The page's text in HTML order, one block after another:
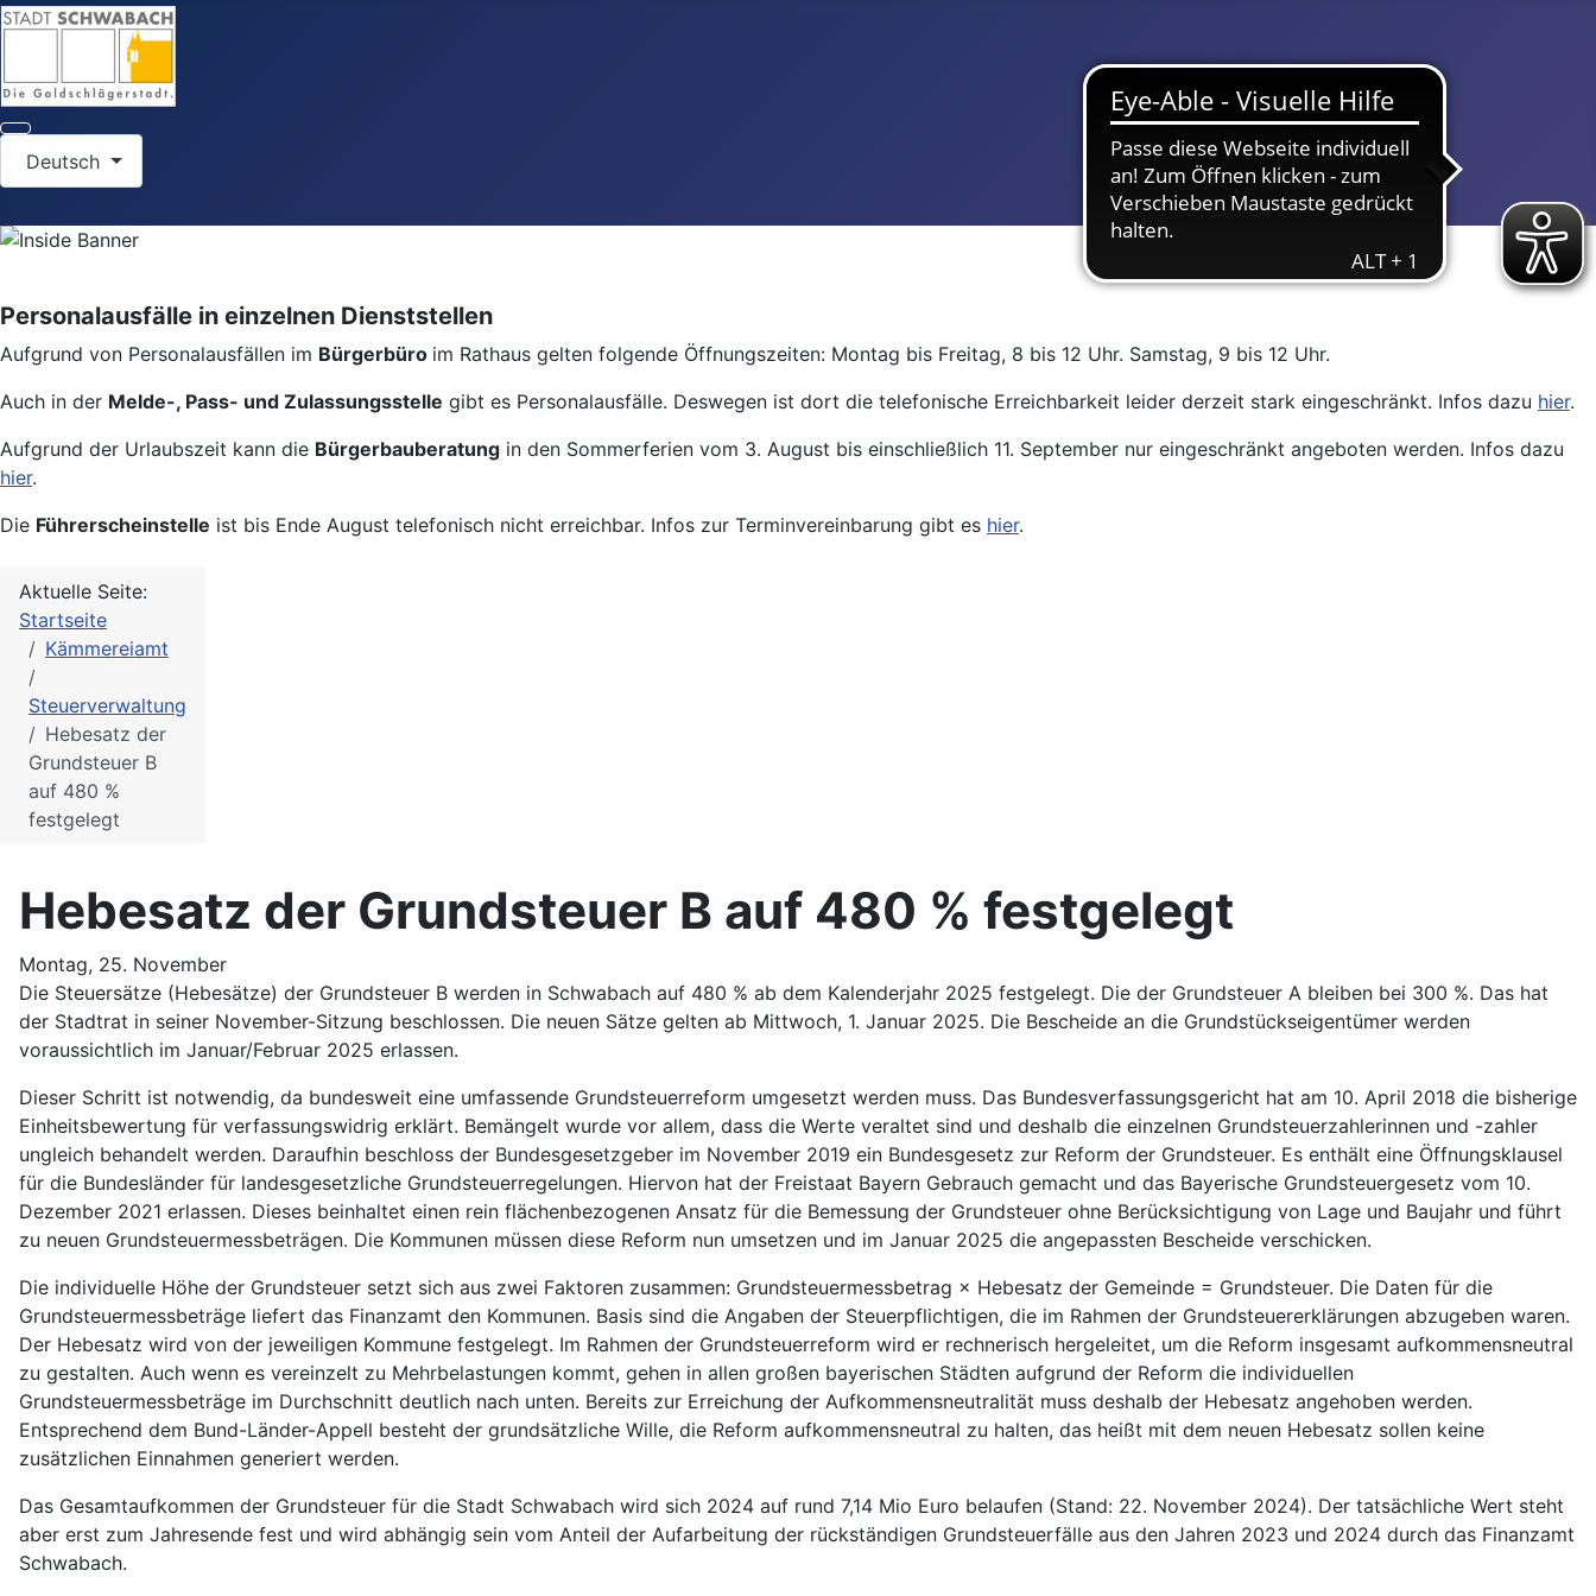
Deutsch
Personalausfälle in einzelnen Dienststellen
Aufgrund von Personalausfällen im Bürgerbüro im Rathaus gelten folgende Öffnungszeiten: Montag bis Freitag, 8 bis 12 Uhr. Samstag, 9 bis 12 Uhr.
Auch in der Melde-, Pass- und Zulassungsstelle gibt es Personalausfälle. Deswegen ist dort die telefonische Erreichbarkeit leider derzeit stark eingeschränkt. Infos dazu hier.
Aufgrund der Urlaubszeit kann die Bürgerbauberatung in den Sommerferien vom 3. August bis einschließlich 11. September nur eingeschränkt angeboten werden. Infos dazu
hier.
Die Führerscheinstelle ist bis Ende August telefonisch nicht erreichbar. Infos zur Terminvereinbarung gibt es hier.
Aktuelle Seite:
Startseite
Kämmereiamt
Steuerverwaltung
Hebesatz der
Grundsteuer B
auf 480 %
festgelegt
Hebesatz der Grundsteuer B auf 480 % festgelegt
Montag, 25. November
Die Steuersätze (Hebesätze) der Grundsteuer B werden in Schwabach auf 480 % ab dem Kalenderjahr 2025 festgelegt. Die der Grundsteuer A bleiben bei 300 %. Das hat
der Stadtrat in seiner November-Sitzung beschlossen. Die neuen Sätze gelten ab Mittwoch, 1. Januar 2025. Die Bescheide an die Grundstückseigentümer werden
voraussichtlich im Januar/Februar 2025 erlassen.
Dieser Schritt ist notwendig, da bundesweit eine umfassende Grundsteuerreform umgesetzt werden muss. Das Bundesverfassungsgericht hat am 10. April 2018 die bisherige
Einheitsbewertung für verfassungswidrig erklärt. Bemängelt wurde vor allem, dass die Werte veraltet sind und deshalb die einzelnen Grundsteuerzahlerinnen und -zahler
ungleich behandelt werden. Daraufhin beschloss der Bundesgesetzgeber im November 2019 ein Bundesgesetz zur Reform der Grundsteuer. Es enthält eine Öffnungsklausel
für die Bundesländer für landesgesetzliche Grundsteuerregelungen. Hiervon hat der Freistaat Bayern Gebrauch gemacht und das Bayerische Grundsteuergesetz vom 10.
Dezember 2021 erlassen. Dieses beinhaltet einen rein flächenbezogenen Ansatz für die Bemessung der Grundsteuer ohne Berücksichtigung von Lage und Baujahr und führt
zu neuen Grundsteuermessbeträgen. Die Kommunen müssen diese Reform nun umsetzen und im Januar 2025 die angepassten Bescheide verschicken.
Die individuelle Höhe der Grundsteuer setzt sich aus zwei Faktoren zusammen: Grundsteuermessbetrag × Hebesatz der Gemeinde = Grundsteuer. Die Daten für die
Grundsteuermessbeträge liefert das Finanzamt den Kommunen. Basis sind die Angaben der Steuerpflichtigen, die im Rahmen der Grundsteuererklärungen abzugeben waren.
Der Hebesatz wird von der jeweiligen Kommune festgelegt. Im Rahmen der Grundsteuerreform wird er rechnerisch hergeleitet, um die Reform insgesamt aufkommensneutral
zu gestalten. Auch wenn es vereinzelt zu Mehrbelastungen kommt, gehen in allen großen bayerischen Städten aufgrund der Reform die individuellen
Grundsteuermessbeträge im Durchschnitt deutlich nach unten. Bereits zur Erreichung der Aufkommensneutralität muss deshalb der Hebesatz angehoben werden.
Entsprechend dem Bund-Länder-Appell besteht der grundsätzliche Wille, die Reform aufkommensneutral zu halten, das heißt mit dem neuen Hebesatz sollen keine
zusätzlichen Einnahmen generiert werden.
Das Gesamtaufkommen der Grundsteuer für die Stadt Schwabach wird sich 2024 auf rund 7,14 Mio Euro belaufen (Stand: 22. November 2024). Der tatsächliche Wert steht
aber erst zum Jahresende fest und wird abhängig sein vom Anteil der Aufarbeitung der rückständigen Grundsteuerfälle aus den Jahren 2023 und 2024 durch das Finanzamt
Schwabach.